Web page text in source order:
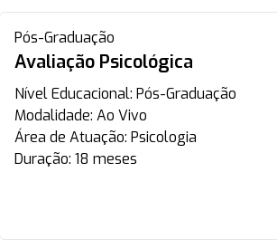
Pós-Graduação
Avaliação Psicológica
Nível Educacional:Pós-Graduação
Modalidade:Ao Vivo
Área de Atuação:Psicologia
Duração: 18 meses